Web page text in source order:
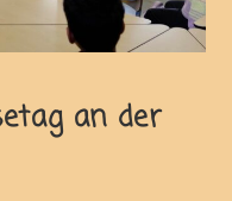
an der